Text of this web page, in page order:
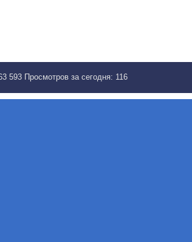
593 Просмотров за сегодня: 116